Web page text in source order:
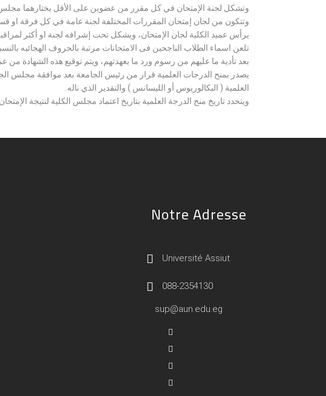
وتشكل لجنة الإمتحان في كل مقرر من عضوين على الأقل يختارهما
وتتكون من لجان إمتحان المقررات المختلفة لجنة عامة في كل فرقة او
يرأس عميد الكلية لجان الإمتحان، ويشكل تحت إشرافه لجنة او أكثر لمراقبة
تلعن اسماء الطلاب الناجحين فى الامتحانات مرتبة بالحروف الهجائيه
بعد تأدية ما عليهم من رسوم ورد ما بعهدتهم، ويتم توقيع هذه الشهادة من
يصدر بمنح الدرجات العلمية قرار من رئيس الجامعة بعد موافقة مجلس
العلمية ( البكالوريوس أو الليسانس ) والتقدير الذي ناله.
ويتحدد تاريخ منح الدرجة العلمية بتاريخ اعتماد مجلس الكلية لنتيجة
Notre Adresse
Université Assiut
088-2354130
sup@aun.edu.eg